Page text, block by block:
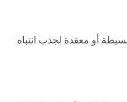
أو معقدة لجذب انتباه